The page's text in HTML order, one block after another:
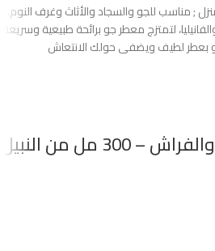
; مناسب للجو والسجاد والأثاث وغرف النوم.
لتمتزج معطر جو برائحة طبيعية وسريعة
بعطر لطيف ويضفى حولك الانتعاش
معطر نسايم للمنزل والفراش – 300 مل من النبيل